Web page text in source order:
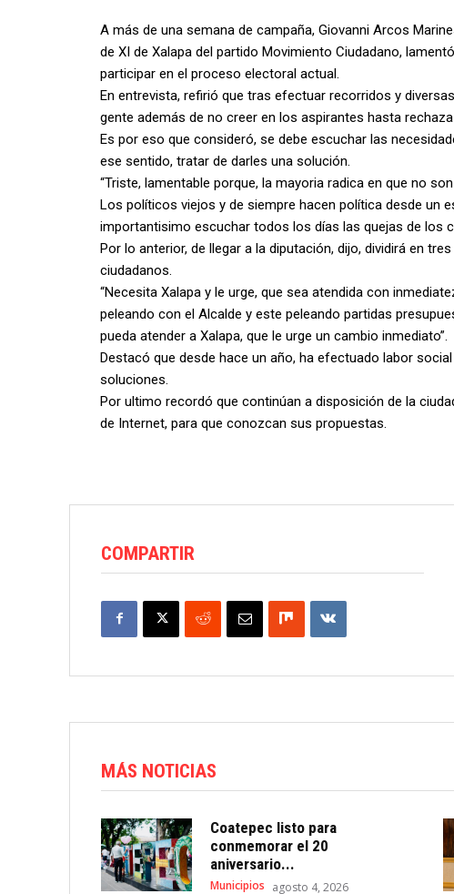
A más de una semana de campaña, Giovanni Arcos
de XI de Xalapa del partido Movimiento Ciudadano,
participar en el proceso electoral actual.
En entrevista, refirió que tras efectuar recorridos y
gente además de no creer en los aspirantes hasta
Es por eso que consideró, se debe escuchar las
ese sentido, tratar de darles una solución.
“Triste, lamentable porque, la mayoria radica en que no
Los políticos viejos y de siempre hacen política desde un
importantisimo escuchar todos los días las quejas de los
Por lo anterior, de llegar a la diputación, dijo, dividirá en
ciudadanos.
“Necesita Xalapa y le urge, que sea atendida con
peleando con el Alcalde y este peleando partidas
pueda atender a Xalapa, que le urge un cambio inmediato”.
Destacó que desde hace un año, ha efectuado labor
soluciones.
Por ultimo recordó que continúan a disposición de la
de Internet, para que conozcan sus propuestas.
COMPARTIR
MÁS NOTICIAS
Coatepec listo para
conmemorar el 20
aniversario...
Municipios agosto 4, 2026